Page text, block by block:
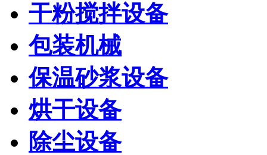
干粉搅拌设备
包装机械
保温砂浆设备
烘干设备
除尘设备